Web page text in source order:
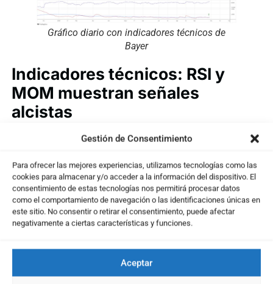
Gestión de Consentimiento
Para ofrecer las mejores experiencias, utilizamos tecnologías como las
cookies para almacenar y/o acceder a la información del dispositivo. El
consentimiento de estas tecnologías nos permitirá procesar datos
como el comportamiento de navegación o las identificaciones únicas en
este sitio. No consentir o retirar el consentimiento, puede afectar
negativamente a ciertas características y funciones.
Aceptar
Gráfico diario con indicadores técnicos de
Bayer
Indicadores técnicos: RSI y
MOM muestran señales
alcistas
RSI semanalestá mostrando una clara
optimismo en torno a laprevisión de las
acciones de Bayer. Además, el indicador ha roto
su propia resistencia, lo que confirma la
fortaleza del movimiento reciente. En cuanto al
está en territorio positivo (3,4050), lo que indica
una aceleración del impulso alcista. ElATRen